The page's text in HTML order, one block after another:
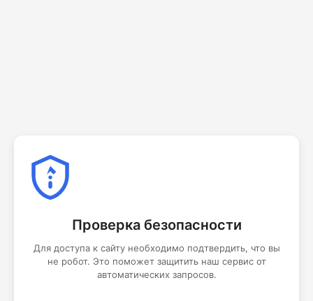
Проверка безопасности
Для доступа к сайту необходимо подтвердить, что вы
не робот. Это поможет защитить наш сервис от
автоматических запросов.